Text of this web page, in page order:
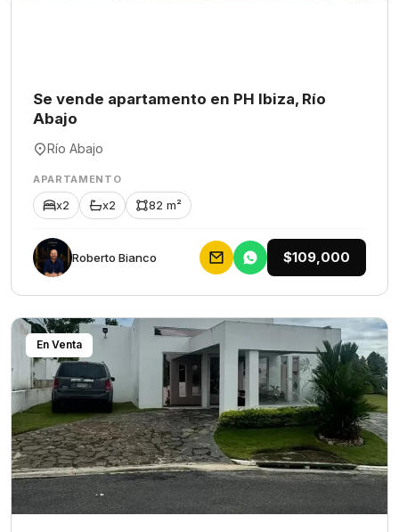
Se vende apartamento en PH Ibiza, Río
Abajo
Río Abajo
APARTAMENTO
x2 x2 82 m²
Roberto Bianco $109,000
En Venta